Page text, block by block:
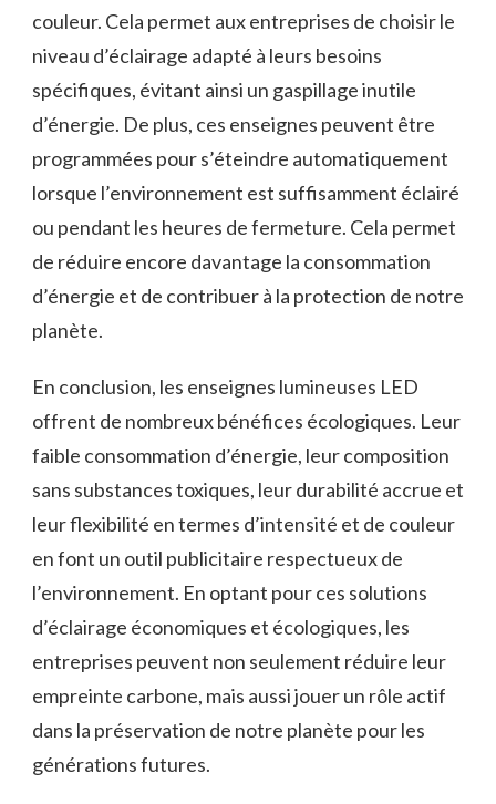
couleur. Cela permet aux entreprises de⁢ choisir le
niveau d’éclairage adapté à leurs besoins ​
spécifiques, évitant ainsi un gaspillage⁣ inutile
d’énergie. De ​plus, ces enseignes peuvent être
programmées pour s’éteindre automatiquement
lorsque l’environnement est⁤ suffisamment éclairé
ou pendant‍ les heures‍ de fermeture.‌ Cela permet⁤
de réduire encore davantage la consommation‍
d’énergie et de contribuer à⁤ la protection ⁢de notre
⁣planète.
En conclusion, les enseignes lumineuses LED
offrent de nombreux bénéfices écologiques. Leur
faible consommation d’énergie, leur composition
sans substances toxiques, leur⁢ durabilité accrue et
leur flexibilité en termes d’intensité ‌et de couleur
en⁤ font⁤ un outil publicitaire respectueux de
l’environnement. En ‌optant pour ces solutions
d’éclairage économiques et écologiques,‌ les
‍entreprises peuvent non seulement réduire leur
empreinte carbone, mais ⁣aussi jouer un rôle actif
dans la préservation de notre planète pour les
générations futures.